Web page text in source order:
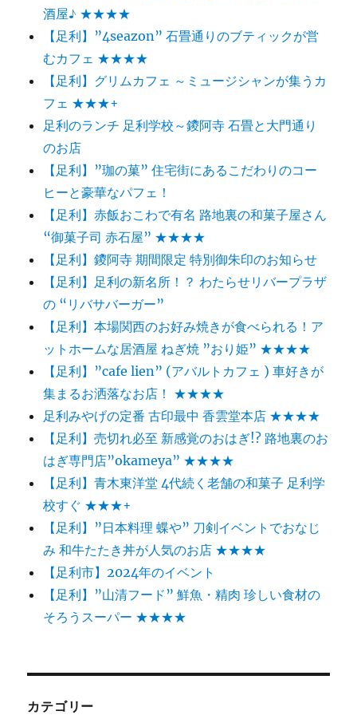
酒屋♪ ★★★★
【足利】”4seazon” 石畳通りのブティックが営
むカフェ ★★★★
【足利】グリムカフェ ～ミュージシャンが集うカ
フェ ★★★+
足利のランチ 足利学校～鑁阿寺 石畳と大門通り
のお店
【足利】”珈の菓” 住宅街にあるこだわりのコー
ヒーと豪華なパフェ！
【足利】赤飯おこわで有名 路地裏の和菓子屋さん
“御菓子司 赤石屋” ★★★★
【足利】鑁阿寺 期間限定 特別御朱印のお知らせ
【足利】足利の新名所！？ わたらせリバープラザ
の “リバサバーガー”
【足利】本場関西のお好み焼きが食べられる！ア
ットホームな居酒屋 ねぎ焼 ”おり姫” ★★★★
【足利】”cafe lien” (アバルトカフェ ) 車好きが
集まるお洒落なお店！ ★★★★
足利みやげの定番 古印最中 香雲堂本店 ★★★★
【足利】売切れ必至 新感覚のおはぎ!? 路地裏のお
はぎ専門店”okameya” ★★★★
【足利】青木東洋堂 4代続く老舗の和菓子 足利学
校すぐ ★★★+
【足利】”日本料理 蝶や” 刀剣イベントでおなじ
み 和牛たたき丼が人気のお店 ★★★★
【足利市】2024年のイベント
【足利】”山清フード” 鮮魚・精肉 珍しい食材の
そろうスーパー ★★★★
カテゴリー